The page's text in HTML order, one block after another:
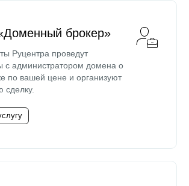
брокер»
Руцентра проведут
с администратором домена о
по вашей цене и организуют
сделку.